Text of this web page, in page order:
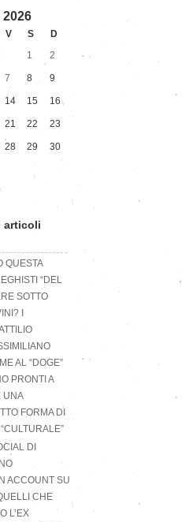
V S
D
1
2
7 8 9
14 15 16
21 22 23
28 29 30
articoli
QUESTA
“DEL
SOTTO
I
AL “DOGE”
PRONTI A
UNA
FORMA DI
DI
ACCOUNT SU
CHE
L’EX